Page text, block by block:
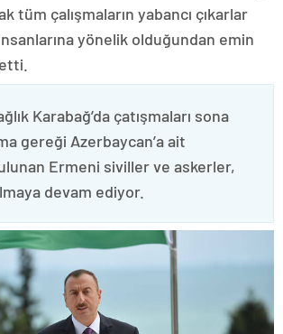
tüm çalışmaların yabancı çıkarlar
yönelik olduğundan emin
Karabağ’da çatışmaları sona
gereği Azerbaycan’a ait
Ermeni siviller ve askerler,
devam ediyor.